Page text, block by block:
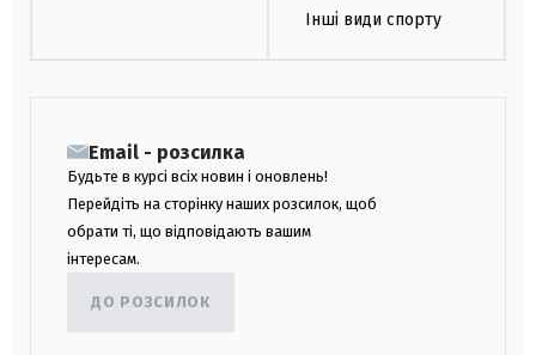
Інші види спорту
Email - розсилка
Будьте в курсі всіх новин і оновлень!
Перейдіть на сторінку наших розсилок, щоб
обрати ті, що відповідають вашим
інтересам.
ДО РОЗСИЛОК